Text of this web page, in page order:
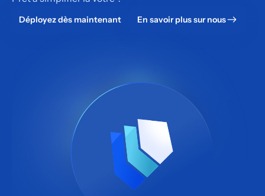
Déployez dès maintenant En savoir plus sur nous